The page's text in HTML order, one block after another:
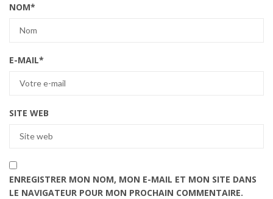
NOM*
E-MAIL*
SITE WEB
ENREGISTRER MON NOM, MON E-MAIL ET MON SITE DANS
LE NAVIGATEUR POUR MON PROCHAIN COMMENTAIRE.